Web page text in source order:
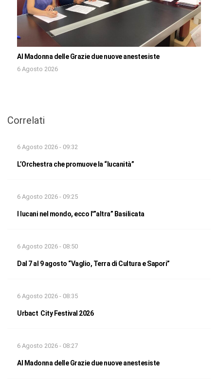
Al Madonna delle Grazie due nuove anestesiste
6 Agosto 2026
Correlati
6 Agosto 2026 - 09:32
L’Orchestra che promuove la “lucanità”
6 Agosto 2026 - 09:25
I lucani nel mondo, ecco l'”altra” Basilicata
6 Agosto 2026 - 08:50
Dal 7 al 9 agosto “Vaglio, Terra di Cultura e Sapori”
6 Agosto 2026 - 08:35
Urbact City Festival 2026
6 Agosto 2026 - 08:27
Al Madonna delle Grazie due nuove anestesiste